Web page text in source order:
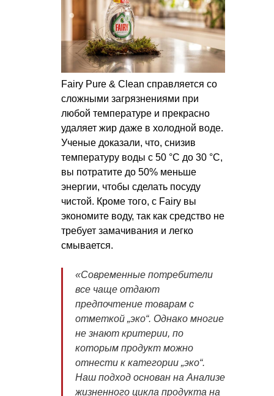
Fairy Pure & Clean справляется со
сложными загрязнениями при
любой температуре и прекрасно
удаляет жир даже в холодной воде.
Ученые доказали, что, снизив
температуру воды с 50 °C до 30 °C,
вы потратите до 50% меньше
энергии, чтобы сделать посуду
чистой. Кроме того, c Fairy вы
экономите воду, так как средство не
требует замачивания и легко
смывается.
«Современные потребители
все чаще отдают
предпочтение товарам с
отметкой „эко“. Однако многие
не знают критерии, по
которым продукт можно
отнести к категории „эко“.
Наш подход основан на Анализе
жизненного цикла продукта на